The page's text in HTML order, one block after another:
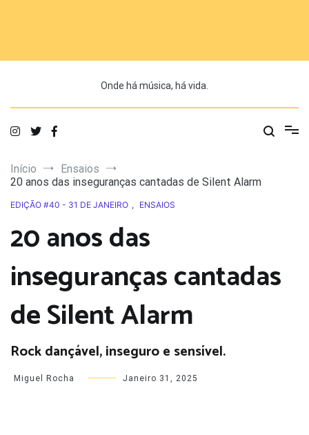
Onde há música, há vida.
Início
Ensaios
20 anos das inseguranças cantadas de Silent Alarm
EDIÇÃO #40 - 31 DE JANEIRO , ENSAIOS
20 anos das
inseguranças cantadas
de Silent Alarm
Rock dançável, inseguro e sensível.
Miguel Rocha Janeiro 31, 2025